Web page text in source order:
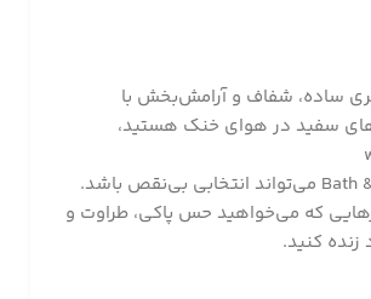
ساده، شفاف و آرامش‌بخش با
سفید در هوای خنک هستید،
از Bath & Body Works می‌تواند انتخابی بی‌نقص باشد.
که می‌خواهید حس پاکی، طراوت و
زنده کنید.